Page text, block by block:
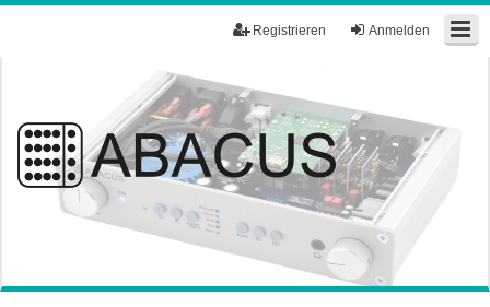
Anmelden
Registrieren